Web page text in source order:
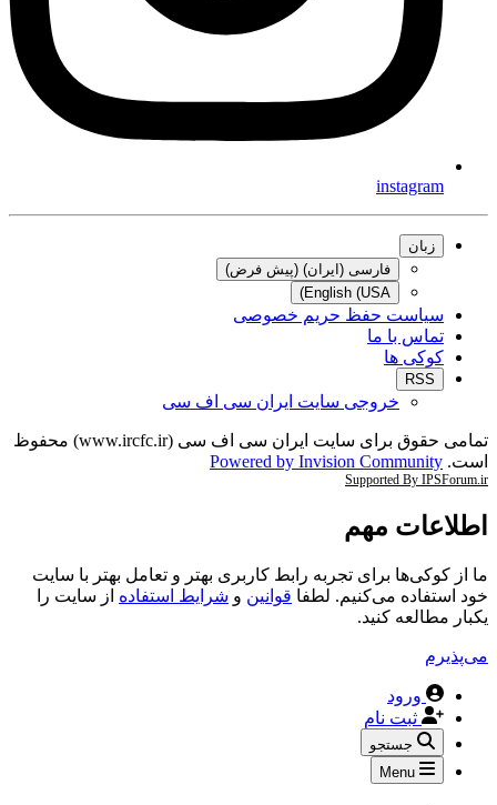
instagram
زبان
فارسی (ایران) (پیش فرض)
English (USA)
سیاست حفظ حریم خصوصی
تماس با ما
کوکی ها
RSS
خروجی سایت ایران سی اف سی
تمامی حقوق برای سایت ایران سی اف سی (www.ircfc.ir) محفوظ
است. Powered by Invision Community
Supported By IPSForum.ir
اطلاعات مهم
ما از کوکی‌ها برای تجربه رابط کاربری بهتر و تعامل بهتر با سایت
خود استفاده می‌کنیم. لطفا قوانین و شرایط استفاده از سایت را
یکبار مطالعه کنید.
می‌پذیرم
ورود
ثبت نام
جستجو
Menu